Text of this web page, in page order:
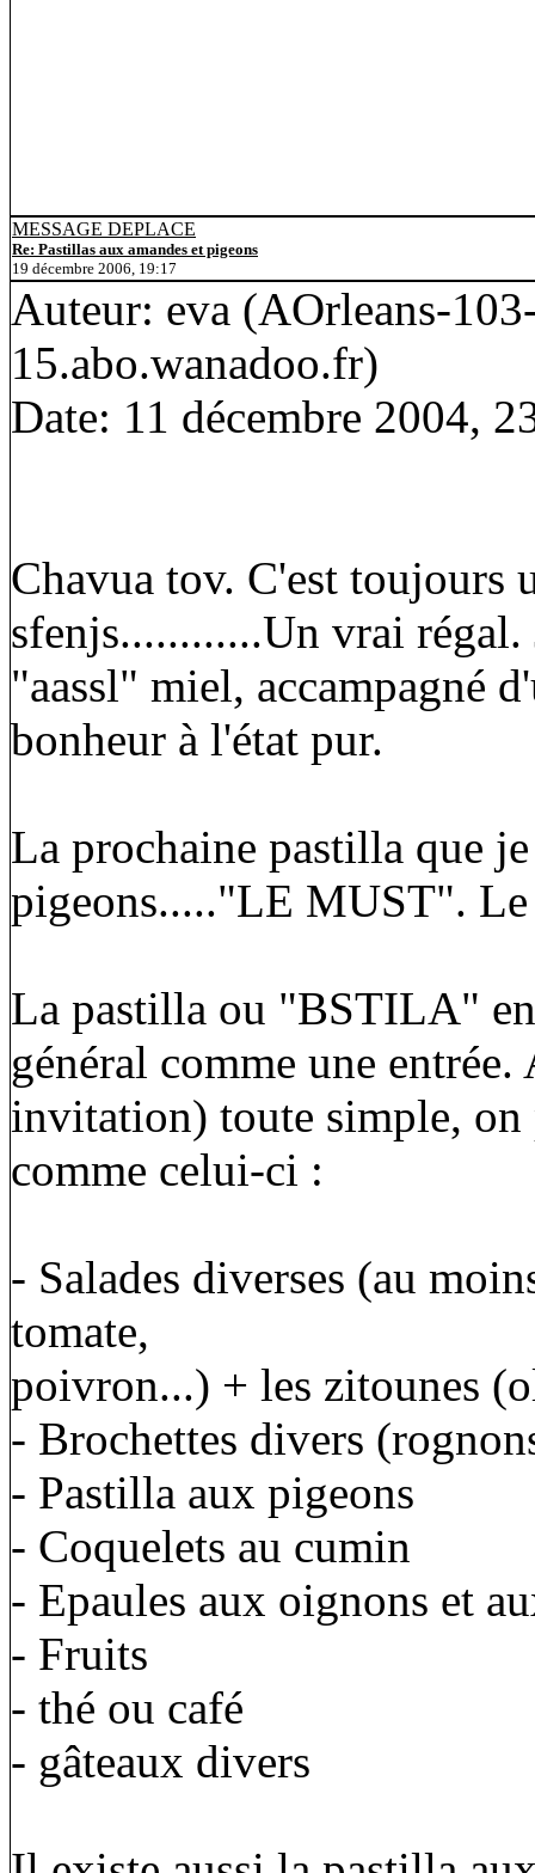
MESSAGE DEPLACE
Re: Pastillas aux amandes et pigeons
19 décembre 2006, 19:17
Auteur: eva (AOrleans-
15.abo.wanadoo.fr)
Date: 11 décembre 2004,
Chavua tov. C'est toujours
sfenjs............Un vrai
"aassl" miel, accampagné
bonheur à l'état pur.
La prochaine pastilla que
pigeons....."LE MUST".
La pastilla ou "BSTILA"
général comme une
invitation) toute simple, on
comme celui-ci :
- Salades diverses (au
tomate,
poivron...) + les zitounes
- Brochettes divers
- Pastilla aux pigeons
- Coquelets au cumin
- Epaules aux oignons et
- Fruits
- thé ou café
- gâteaux divers